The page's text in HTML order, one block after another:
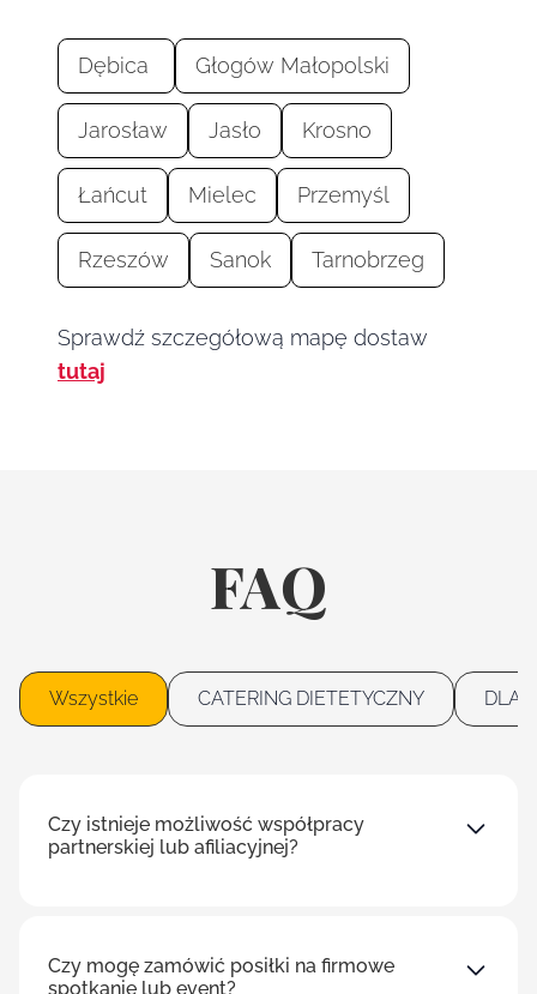
Dębica Głogów Małopolski
Jarosław Jasło Krosno
Łańcut Mielec Przemyśl
Rzeszów Sanok Tarnobrzeg
Sprawdź szczegółową mapę dostaw
tutaj
FAQ
Wszystkie CATERING DIETETYCZNY DLA
Czy istnieje możliwość współpracy
partnerskiej lub afiliacyjnej?
Czy mogę zamówić posiłki na firmowe
spotkanie lub event?